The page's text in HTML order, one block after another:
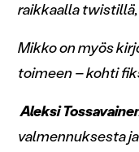
raikkaalla
Mikko on myös
toimeen – kohti
Aleksi
valmennuksesta